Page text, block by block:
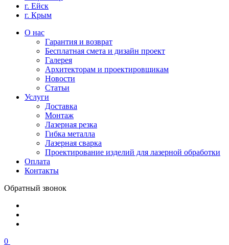
г. Ейск
г. Крым
О нас
Гарантия и возврат
Бесплатная смета и дизайн проект
Галерея
Архитекторам и проектировщикам
Новости
Статьи
Услуги
Доставка
Монтаж
Лазерная резка
Гибка металла
Лазерная сварка
Проектирование изделий для лазерной обработки
Оплата
Контакты
Обратный звонок
0